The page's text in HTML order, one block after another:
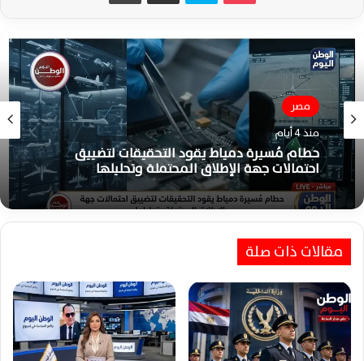
مصر
منذ 4 أيام
حطام مُسيرة دمياط يقود التحقيقات لتضييق
احتمالات جهة الإطلاق المحتملة وتحليلها
تقارير
منذ 4 أيام
ابنة صان الحجر :أرملةٌ شرقاويةٌ تهزمُ اليُتمَ بالكفاحِ
وتُربِّي خمسةَ أبناءٍ حتى الزَّواجِ والاستقرار
مقالات ذات صلة